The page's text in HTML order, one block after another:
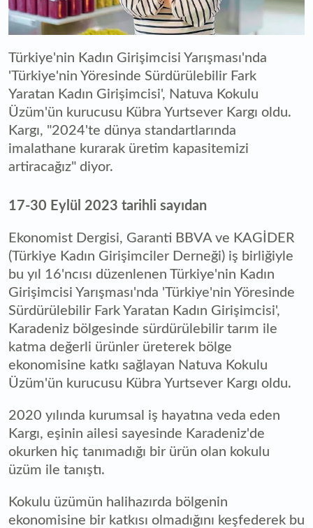
Türkiye'nin Kadın Girişimcisi Yarışması'nda
'Türkiye'nin Yöresinde Sürdürülebilir Fark
Yaratan Kadın Girişimcisi', Natuva Kokulu
Üzüm'ün kurucusu Kübra Yurtsever Kargı oldu.
Kargı, "2024'te dünya standartlarında
imalathane kurarak üretim kapasitemizi
artiracağız" diyor.
17-30 Eylül 2023 tarihli sayıdan
Ekonomist Dergisi, Garanti BBVA ve KAGİDER
(Türkiye Kadın Girişimciler Derneği) iş birliğiyle
bu yıl 16'ncısı düzenlenen Türkiye'nin Kadın
Girişimcisi Yarışması'nda 'Türkiye'nin Yöresinde
Sürdürülebilir Fark Yaratan Kadın Girişimcisi',
Karadeniz bölgesinde sürdürülebilir tarım ile
katma değerli ürünler üreterek bölge
ekonomisine katkı sağlayan Natuva Kokulu
Üzüm'ün kurucusu Kübra Yurtsever Kargı oldu.
2020 yılında kurumsal iş hayatına veda eden
Kargı, eşinin ailesi sayesinde Karadeniz'de
okurken hiç tanımadığı bir ürün olan kokulu
üzüm ile tanıştı.
Kokulu üzümün halihazırda bölgenin
ekonomisine bir katkısı olmadığını keşfederek bu